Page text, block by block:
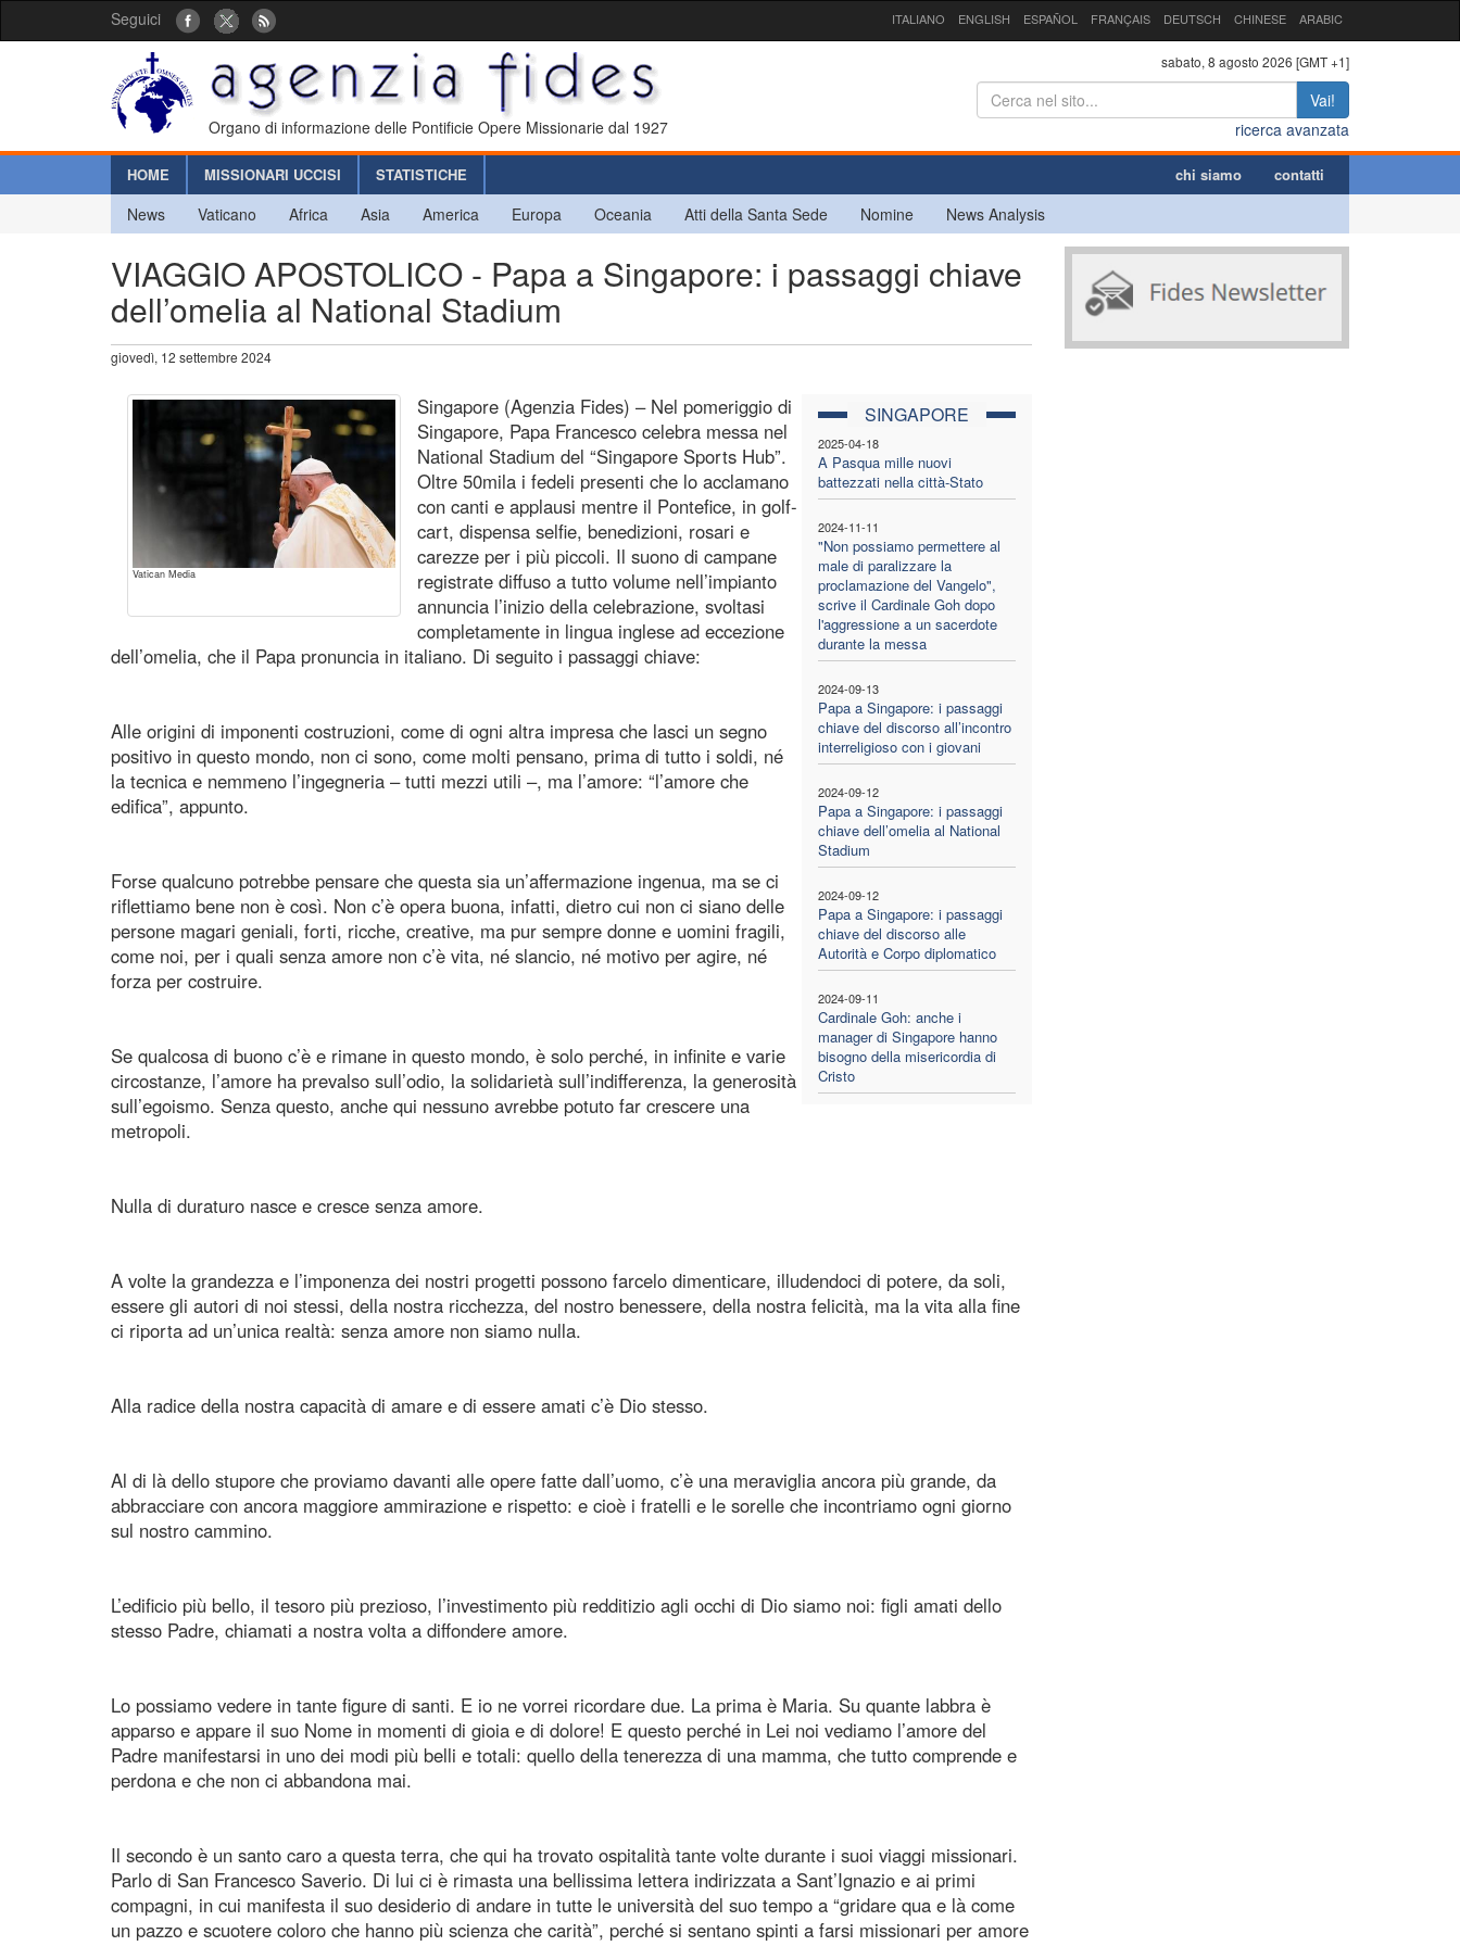
Seguici ITALIANO ENGLISH ESPAÑOL FRANÇAIS DEUTSCH CHINESE ARABIC
Organo di informazione delle Pontificie Opere Missionarie dal 1927
sabato, 8 agosto 2026 [GMT +1]
Vai!
ricerca avanzata
HOME MISSIONARI UCCISI STATISTICHE chi siamo contatti
News Vaticano Africa Asia America Europa Oceania Atti della Santa Sede Nomine News Analysis
VIAGGIO APOSTOLICO - Papa a Singapore: i passaggi chiave
dell’omelia al National Stadium
giovedì, 12 settembre 2024
Vatican Media
SINGAPORE
2025-04-18
A Pasqua mille nuovi
battezzati nella città-Stato
2024-11-11
"Non possiamo permettere al
male di paralizzare la
proclamazione del Vangelo",
scrive il Cardinale Goh dopo
l'aggressione a un sacerdote
durante la messa
2024-09-13
Papa a Singapore: i passaggi
chiave del discorso all’incontro
interreligioso con i giovani
2024-09-12
Papa a Singapore: i passaggi
chiave dell’omelia al National
Stadium
2024-09-12
Papa a Singapore: i passaggi
chiave del discorso alle
Autorità e Corpo diplomatico
2024-09-11
Cardinale Goh: anche i
manager di Singapore hanno
bisogno della misericordia di
Cristo
Singapore (Agenzia Fides) – Nel pomeriggio di
Singapore, Papa Francesco celebra messa nel
National Stadium del “Singapore Sports Hub”.
Oltre 50mila i fedeli presenti che lo acclamano
con canti e applausi mentre il Pontefice, in golf-
cart, dispensa selfie, benedizioni, rosari e
carezze per i più piccoli. Il suono di campane
registrate diffuso a tutto volume nell’impianto
annuncia l’inizio della celebrazione, svoltasi
completamente in lingua inglese ad eccezione
dell’omelia, che il Papa pronuncia in italiano. Di seguito i passaggi chiave:
Alle origini di imponenti costruzioni, come di ogni altra impresa che lasci un segno
positivo in questo mondo, non ci sono, come molti pensano, prima di tutto i soldi, né
la tecnica e nemmeno l’ingegneria – tutti mezzi utili –, ma l’amore: “l’amore che
edifica”, appunto.
Forse qualcuno potrebbe pensare che questa sia un’affermazione ingenua, ma se ci
riflettiamo bene non è così. Non c’è opera buona, infatti, dietro cui non ci siano delle
persone magari geniali, forti, ricche, creative, ma pur sempre donne e uomini fragili,
come noi, per i quali senza amore non c’è vita, né slancio, né motivo per agire, né
forza per costruire.
Se qualcosa di buono c’è e rimane in questo mondo, è solo perché, in infinite e varie
circostanze, l’amore ha prevalso sull’odio, la solidarietà sull’indifferenza, la generosità
sull’egoismo. Senza questo, anche qui nessuno avrebbe potuto far crescere una
metropoli.
Nulla di duraturo nasce e cresce senza amore.
A volte la grandezza e l’imponenza dei nostri progetti possono farcelo dimenticare, illudendoci di potere, da soli,
essere gli autori di noi stessi, della nostra ricchezza, del nostro benessere, della nostra felicità, ma la vita alla fine
ci riporta ad un’unica realtà: senza amore non siamo nulla.
Alla radice della nostra capacità di amare e di essere amati c’è Dio stesso.
Al di là dello stupore che proviamo davanti alle opere fatte dall’uomo, c’è una meraviglia ancora più grande, da
abbracciare con ancora maggiore ammirazione e rispetto: e cioè i fratelli e le sorelle che incontriamo ogni giorno
sul nostro cammino.
L’edificio più bello, il tesoro più prezioso, l’investimento più redditizio agli occhi di Dio siamo noi: figli amati dello
stesso Padre, chiamati a nostra volta a diffondere amore.
Lo possiamo vedere in tante figure di santi. E io ne vorrei ricordare due. La prima è Maria. Su quante labbra è
apparso e appare il suo Nome in momenti di gioia e di dolore! E questo perché in Lei noi vediamo l’amore del
Padre manifestarsi in uno dei modi più belli e totali: quello della tenerezza di una mamma, che tutto comprende e
perdona e che non ci abbandona mai.
Il secondo è un santo caro a questa terra, che qui ha trovato ospitalità tante volte durante i suoi viaggi missionari.
Parlo di San Francesco Saverio. Di lui ci è rimasta una bellissima lettera indirizzata a Sant’Ignazio e ai primi
compagni, in cui manifesta il suo desiderio di andare in tutte le università del suo tempo a “gridare qua e là come
un pazzo e scuotere coloro che hanno più scienza che carità”, perché si sentano spinti a farsi missionari per amore